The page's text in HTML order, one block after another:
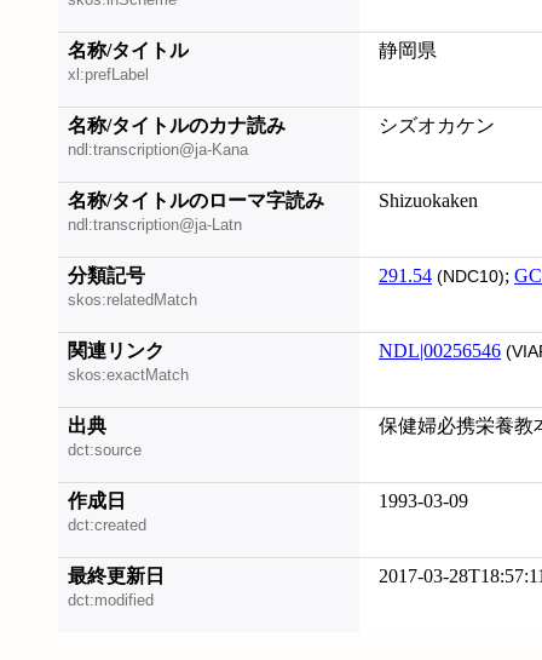
名称/タイトル
xl:prefLabel
静岡県
名称/タイトルのカナ読み
ndl:transcription@ja-Kana
シズオカケン
名称/タイトルのローマ字読み
ndl:transcription@ja-Latn
Shizuokaken
分類記号
skos:relatedMatch
291.54 (NDC10);
関連リンク
skos:exactMatch
NDL|00256546
出典
dct:source
保健婦必携栄養教
作成日
dct:created
1993-03-09
最終更新日
dct:modified
2017-03-